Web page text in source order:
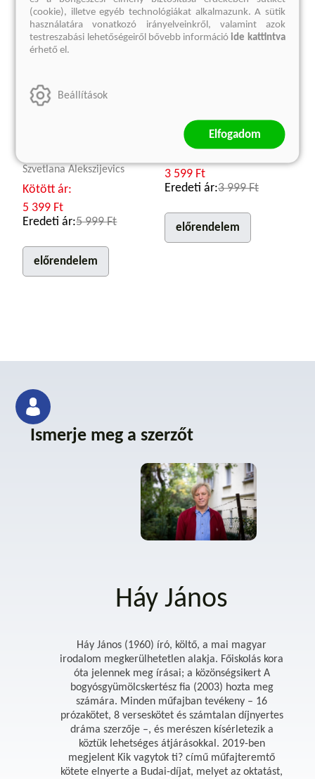
Szvetlana Alekszijevics
Kötött ár:
5 399 Ft
Eredeti ár:5 999 Ft
előrendelem
Sabahattin Ali
3 599 Ft
Eredeti ár:3 999 Ft
előrendelem
Ismerje meg a szerzőt
Háy János
Háy János (1960) író, költő, a mai magyar
irodalom megkerülhetetlen alakja. Főiskolás kora
óta jelennek meg írásai; a közönségsikert A
bogyósgyümölcskertész fia (2003) hozta meg
számára. Minden műfajban tevékeny – 16
prózakötet, 8 verseskötet és számtalan díjnyertes
dráma szerzője –, és merészen kísérletezik a
köztük lehetséges átjárásokkal. 2019-ben
megjelent Kik vagytok ti? című műfajteremtő
kötete elnyerte a Budai-díjat, melyet az oktatást,
(cookie), illetve egyéb technológiákat alkalmazunk. A sütik
használatára vonatkozó irányelveinkről, valamint azok
testreszabási lehetőségeiről bővebb információide kattintva
érhető el.
Beállítások
Elfogadom